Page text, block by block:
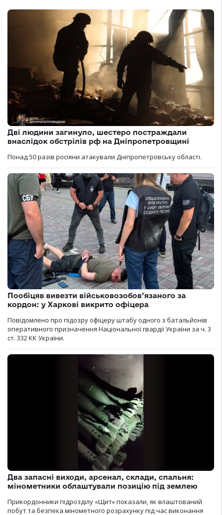
Дві людини загинуло, шестеро постраждали
внаслідок обстрілів рф на Дніпропетровщині
Понад 50 разів росіяни атакували Дніпропетровську області.
Пообіцяв вивезти військовозобов’язаного за
кордон: у Харкові викрито офіцера
Повідомлено про підозру офіцеру штабу одного з батальйонів
оперативного призначення Національної гвардії України за ч. 3
ст. 332 КК України.
Два запасні виходи, арсенал, склади, спальня:
мінометники облаштували позицію під землею
Прикордонники підрозділу «Щит» показали, як влаштований
побут та безпека мінометного розрахунку під час виконання